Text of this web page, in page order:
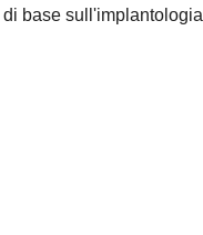
base sull'implantologia